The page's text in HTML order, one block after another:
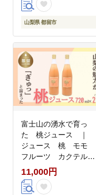
プレゼント 贈答 珈琲豆
レート デザート フレー
バー 旅行 キャンプ ア
ウトドア ケーキ
山梨県 都留市
富士山の湧水で育っ
た 桃ジュース ｜
ジュース 桃 モモ
フルーツ カクテル
フルーツソース
11,000円